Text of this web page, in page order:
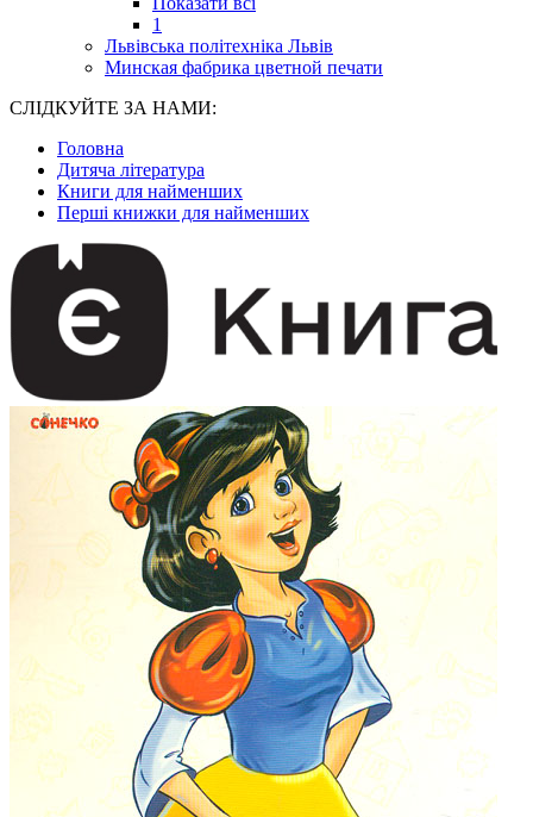
1
Львівська політехніка Львів
Минская фабрика цветной печати
СЛІДКУЙТЕ ЗА НАМИ:
Головна
Дитяча література
Книги для найменших
Перші книжки для найменших